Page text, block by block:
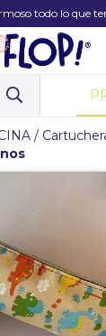
todo lo que
/